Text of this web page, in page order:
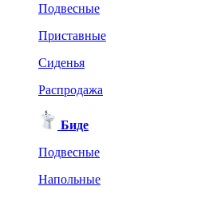
Подвесные
Приставные
Сиденья
Распродажа
Биде
Подвесные
Напольные